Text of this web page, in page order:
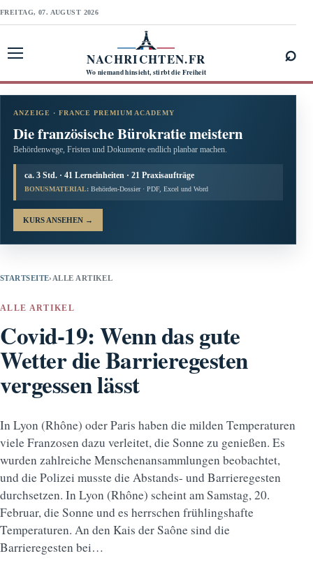
FREITAG, 07. AUGUST 2026
NACHRICHTEN.FR
Wo niemand hinsieht, stirbt die Freiheit
⌕
ANZEIGE · FRANCE PREMIUM ACADEMY
Die französische Bürokratie meistern
Behördenwege, Fristen und Dokumente endlich planbar machen.
ca. 3 Std. · 41 Lerneinheiten · 21 Praxisaufträge
BONUSMATERIAL: Behörden-Dossier · PDF, Excel und Word
KURS ANSEHEN →
STARTSEITE› ALLE ARTIKEL
ALLE ARTIKEL
Covid-19: Wenn das gute
Wetter die Barrieregesten
vergessen lässt
In Lyon (Rhône) oder Paris haben die milden Temperaturen
viele Franzosen dazu verleitet, die Sonne zu genießen. Es
wurden zahlreiche Menschenansammlungen beobachtet,
und die Polizei musste die Abstands- und Barrieregesten
durchsetzen. In Lyon (Rhône) scheint am Samstag, 20.
Februar, die Sonne und es herrschen frühlingshafte
Temperaturen. An den Kais der Saône sind die
Barrieregesten bei…